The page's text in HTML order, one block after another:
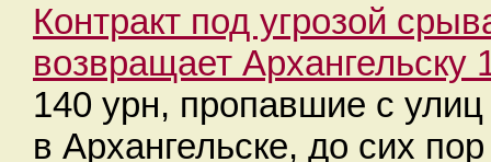
Контракт под угрозой
возвращает Архангельску
140 урн, пропавшие с улиц
в Архангельске, до сих